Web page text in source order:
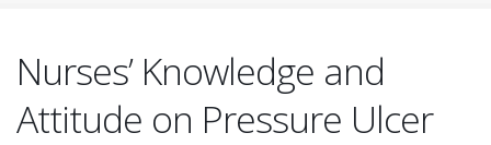
Nurses’ Knowledge and
Attitude on Pressure Ulcer